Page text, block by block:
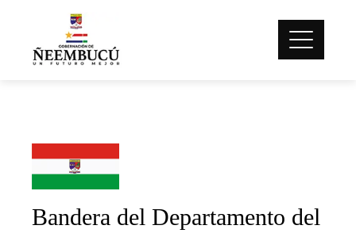
Bandera del Departamento del